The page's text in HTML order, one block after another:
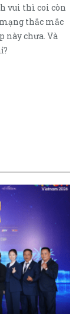
vui thì coi còn
thắc mắc
này chưa. Và